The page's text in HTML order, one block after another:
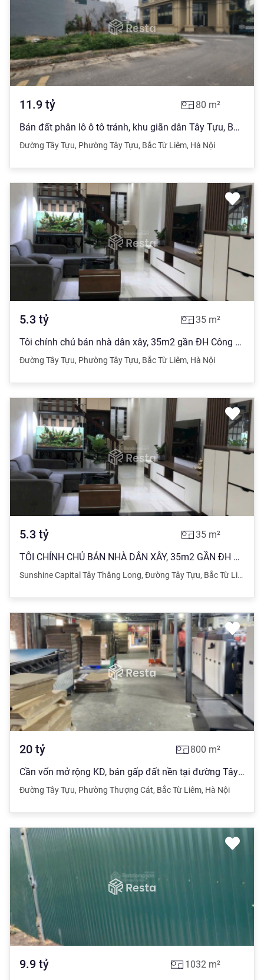
11.9 tỷ 80 m²
Bán đất phân lô ô tô tránh, khu giãn dân Tây Tựu, Bắc từ liêm 80m mặt tiền 6,1m chỉ 11,9 tỷ
Đường Tây Tựu, Phường Tây Tựu, Bắc Từ Liêm, Hà Nội
5.3 tỷ 35 m²
Tôi chính chủ bán nhà dân xây, 35m2 gần ĐH Công Nghiệp, Bắc Từ Liêm
Đường Tây Tựu, Phường Tây Tựu, Bắc Từ Liêm, Hà Nội
5.3 tỷ 35 m²
TÔI CHÍNH CHỦ BÁN NHÀ DÂN XÂY, 35m2 GẦN ĐH CÔNG NGHIỆP, BẮC TỪ LIÊM
Sunshine Capital Tây Thăng Long, Đường Tây Tựu, Bắc Từ Liêm
20 tỷ 800 m²
Cần vốn mở rộng KD, bán gấp đất nền tại đường Tây Tựu, Thượng Cát, Bắc Từ Liêm, 20 tỷ, 800m2
Đường Tây Tựu, Phường Thượng Cát, Bắc Từ Liêm, Hà Nội
9.9 tỷ 1032 m²